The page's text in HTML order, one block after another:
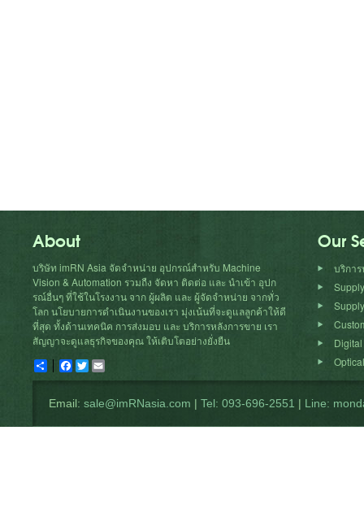
About
บริษัท imRN Asia จัดจำหน่าย อุปกรณ์สำหรับ Machine
Vision & Automation รวมถืง จัดหา ติดต่อ และ นำเข้า อุปก
รณ์อื่นๆ ที่ใช้ในโรงงาน จาก ผู้ผลิต และ ผู้จัดจำหน่าย จากทั่ว
โลก นโยบายการดำเนินงานของเรา มุ่งเน้นที่จะดูแลลูกค้าให้ดี
ที่สุด ทั้งด้านเทคนิค การส่งมอบ และ บริการหลังการขาย เรา
สัญญาจะดูแลธุรกิจของคุณ ให้เติบโตอย่างยั่งยืน
Share Facebook
Twitter
Our
บริกา
Email: sale@imRNasia.com | Tel: 093-696-2551 | Line: